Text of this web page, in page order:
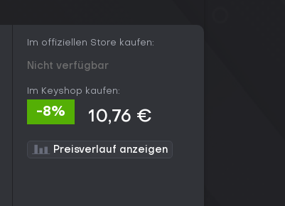
Im offiziellen Store kaufen:
Nicht verfügbar
Im Keyshop kaufen:
-8% 10,76 €
Preisverlauf anzeigen